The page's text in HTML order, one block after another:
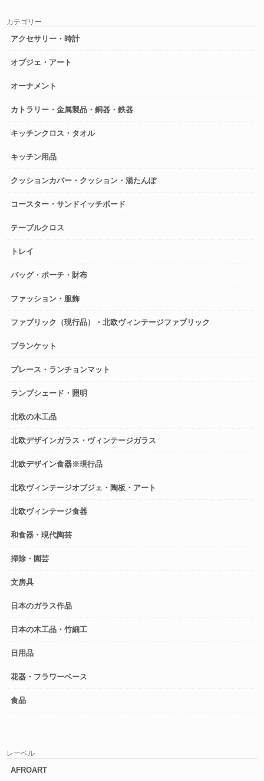
カテゴリー
アクセサリー・時計
オブジェ・アート
オーナメント
カトラリー・金属製品・銅器・鉄器
キッチンクロス・タオル
キッチン用品
クッションカバー・クッション・湯たんぽ
コースター・サンドイッチボード
テーブルクロス
トレイ
バッグ・ポーチ・財布
ファッション・服飾
ファブリック（現行品）・北欧ヴィンテージファブリック
ブランケット
プレース・ランチョンマット
ランプシェード・照明
北欧の木工品
北欧デザインガラス・ヴィンテージガラス
北欧デザイン食器※現行品
北欧ヴィンテージオブジェ・陶板・アート
北欧ヴィンテージ食器
和食器・現代陶芸
掃除・園芸
文房具
日本のガラス作品
日本の木工品・竹細工
日用品
花器・フラワーベース
食品
レーベル
AFROART